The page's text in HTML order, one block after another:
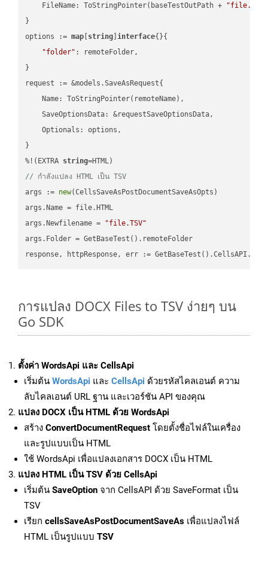
    FileName: ToStringPointer(baseTestOutPath +
}
options := map string ]interface{}{
"folder" : remoteFolder,
}
request := &models.SaveAsRequest{
    Name: ToStringPointer(remoteName),
    SaveOptionsData: &requestSaveOptionsData,
    Optionals: options,
}
%!(EXTRA string
// กำลังแปลง HTML เป็น TSV
args := new(CellsSaveAsPostDocumentSaveAsOpts)
args.Name = file.HTML
args.Newfilename =
"file.TSV"
args.Folder = GetBaseTest().remoteFolder
การแปลง DOCX Files to TSV ง่ายๆ บน
Go SDK
ตั้งค่า WordsApi และ CellsApi
เริ่มต้น WordsApi และ CellsApi ด้วยรหัสไคลเอนต์ ความ
ลับไคลเอนต์ URL ฐาน และเวอร์ชัน API ของคุณ
แปลง DOCX เป็น HTML ด้วย WordsApi
สร้าง ConvertDocumentRequest โดยตั้งชื่อไฟล์ในเครื่อง
และรูปแบบเป็น HTML
ใช้ WordsApi เพื่อแปลงเอกสาร DOCX เป็น HTML
แปลง HTML เป็น TSV ด้วย CellsApi
เริ่มต้น SaveOption จาก CellsAPI ด้วย SaveFormat เป็น
TSV
เรียก cellsSaveAsPostDocumentSaveAs เพื่อแปลงไฟล์
HTML เป็นรูปแบบ TSV